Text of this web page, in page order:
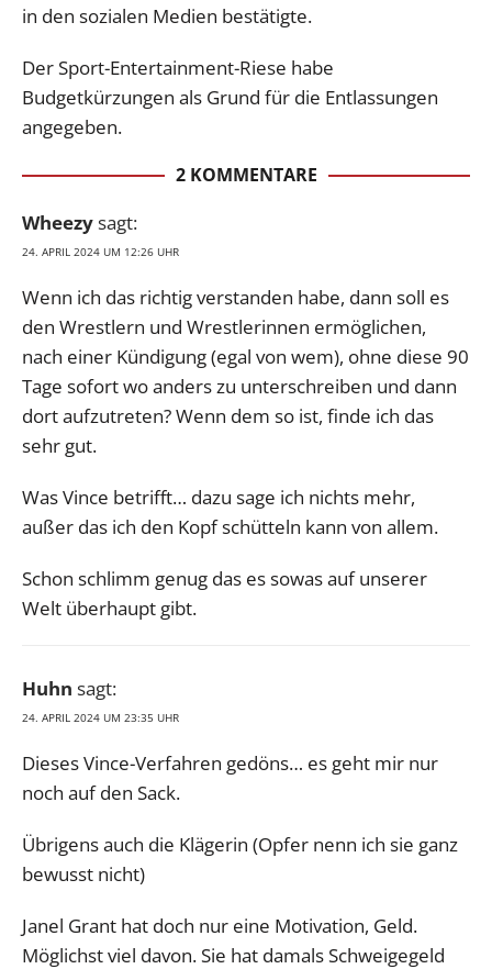
in den sozialen Medien bestätigte.
Der Sport-Entertainment-Riese habe
Budgetkürzungen als Grund für die Entlassungen
angegeben.
2 KOMMENTARE
Wheezysagt:
24. APRIL 2024 UM 12:26 UHR
Wenn ich das richtig verstanden habe, dann soll es
den Wrestlern und Wrestlerinnen ermöglichen,
nach einer Kündigung (egal von wem), ohne diese 90
Tage sofort wo anders zu unterschreiben und dann
dort aufzutreten? Wenn dem so ist, finde ich das
sehr gut.
Was Vince betrifft… dazu sage ich nichts mehr,
außer das ich den Kopf schütteln kann von allem.
Schon schlimm genug das es sowas auf unserer
Welt überhaupt gibt.
Huhn sagt:
24. APRIL 2024 UM 23:35 UHR
Dieses Vince-Verfahren gedöns… es geht mir nur
noch auf den Sack.
Übrigens auch die Klägerin (Opfer nenn ich sie ganz
bewusst nicht)
Janel Grant hat doch nur eine Motivation, Geld.
Möglichst viel davon. Sie hat damals Schweigegeld